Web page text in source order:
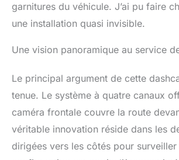
garnitures du véhicule. J’ai pu faire
une installation quasi invisible.
Une vision panoramique au service
Le principal argument de cette
tenue. Le système à quatre canaux
caméra frontale couvre la route
véritable innovation réside dans les
dirigées vers les côtés pour